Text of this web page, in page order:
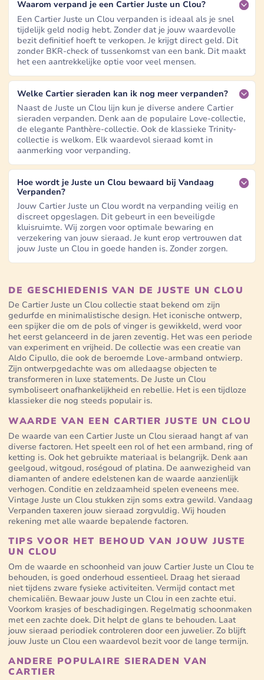
Waarom verpand je een Cartier Juste un Clou?
Een Cartier Juste un Clou verpanden is ideaal als je snel
tijdelijk geld nodig hebt. Zonder dat je jouw waardevolle
bezit definitief hoeft te verkopen. Je krijgt direct geld. Dit
zonder BKR-check of tussenkomst van een bank. Dit maakt
het een aantrekkelijke optie voor veel mensen.
Welke Cartier sieraden kan ik nog meer verpanden?
Naast de Juste un Clou lijn kun je diverse andere Cartier
sieraden verpanden. Denk aan de populaire Love-collectie,
de elegante Panthère-collectie. Ook de klassieke Trinity-
collectie is welkom. Elk waardevol sieraad komt in
aanmerking voor verpanding.
Hoe wordt je Juste un Clou bewaard bij Vandaag
Verpanden?
Jouw Cartier Juste un Clou wordt na verpanding veilig en
discreet opgeslagen. Dit gebeurt in een beveiligde
kluisruimte. Wij zorgen voor optimale bewaring en
verzekering van jouw sieraad. Je kunt erop vertrouwen dat
jouw Juste un Clou in goede handen is. Zonder zorgen.
DE GESCHIEDENIS VAN DE JUSTE UN CLOU
De Cartier Juste un Clou collectie staat bekend om zijn
gedurfde en minimalistische design. Het iconische ontwerp,
een spijker die om de pols of vinger is gewikkeld, werd voor
het eerst gelanceerd in de jaren zeventig. Het was een periode
van experiment en vrijheid. De collectie was een creatie van
Aldo Cipullo, die ook de beroemde Love-armband ontwierp.
Zijn ontwerpgedachte was om alledaagse objecten te
transformeren in luxe statements. De Juste un Clou
symboliseert onafhankelijkheid en rebellie. Het is een tijdloze
klassieker die nog steeds populair is.
WAARDE VAN EEN CARTIER JUSTE UN CLOU
De waarde van een Cartier Juste un Clou sieraad hangt af van
diverse factoren. Het speelt een rol of het een armband, ring of
ketting is. Ook het gebruikte materiaal is belangrijk. Denk aan
geelgoud, witgoud, roségoud of platina. De aanwezigheid van
diamanten of andere edelstenen kan de waarde aanzienlijk
verhogen. Conditie en zeldzaamheid spelen eveneens mee.
Vintage Juste un Clou stukken zijn soms extra gewild. Vandaag
Verpanden taxeren jouw sieraad zorgvuldig. Wij houden
rekening met alle waarde bepalende factoren.
TIPS VOOR HET BEHOUD VAN JOUW JUSTE
UN CLOU
Om de waarde en schoonheid van jouw Cartier Juste un Clou te
behouden, is goed onderhoud essentieel. Draag het sieraad
niet tijdens zware fysieke activiteiten. Vermijd contact met
chemicaliën. Bewaar jouw Juste un Clou in een zachte etui.
Voorkom krasjes of beschadigingen. Regelmatig schoonmaken
met een zachte doek. Dit helpt de glans te behouden. Laat
jouw sieraad periodiek controleren door een juwelier. Zo blijft
jouw Juste un Clou een waardevol bezit voor de lange termijn.
ANDERE POPULAIRE SIERADEN VAN
CARTIER